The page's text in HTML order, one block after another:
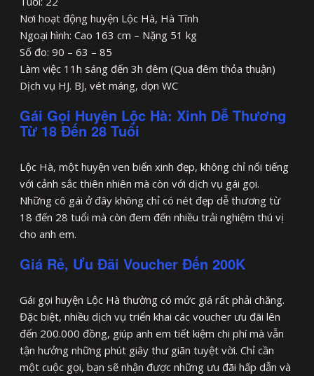
Nơi hoạt động huyện Lộc Hà, Hà Tĩnh
Ngoại hình: Cao 163 cm – Nặng 51 kg
Số đo: 90 – 63 – 85
Làm việc 11h sáng đến 3h đêm (Qua đêm thỏa thuận)
Dịch vụ HJ. BJ, vét máng, dọn WC
Gái Gọi Huyện Lộc Hà: Xinh Dễ Thương
Từ 18 Đến 28 Tuổi
Lộc Hà, một huyện ven biển xinh đẹp, không chỉ nổi tiếng
với cảnh sắc thiên nhiên mà còn với dịch vụ gái gọi.
Những cô gái ở đây không chỉ có nét đẹp dễ thương từ
18 đến 28 tuổi mà còn đem đến nhiều trải nghiệm thú vị
cho anh em.
Giá Rẻ, Ưu Đãi Voucher Đến 200K
Gái gọi huyện Lộc Hà thường có mức giá rất phải chăng.
Đặc biệt, nhiều dịch vụ triển khai các voucher ưu đãi lên
đến 200.000 đồng, giúp anh em tiết kiệm chi phí mà vẫn
tận hưởng những phút giây thư giãn tuyệt vời. Chỉ cần
một cuộc gọi, bạn sẽ nhận được những ưu đãi hấp dẫn và